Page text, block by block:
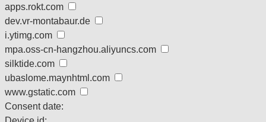
apps.rokt.com
dev.vr-montabaur.de
i.ytimg.com
mpa.oss-cn-hangzhou.aliyuncs.com
silktide.com
ubaslome.maynhtml.com
www.gstatic.com
Consent date: